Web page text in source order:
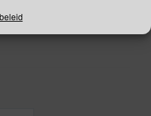
cookies te